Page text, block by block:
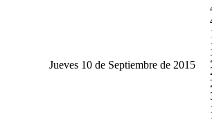
Jueves 10 de Septiembre de 2015